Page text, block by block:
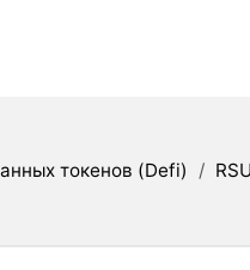
токенов (Defi) /